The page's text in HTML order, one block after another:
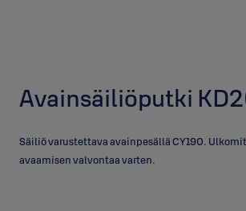
Avainsäiliöputki
Säiliö varustettava avainpesällä CY190.
avaamisen valvontaa varten.